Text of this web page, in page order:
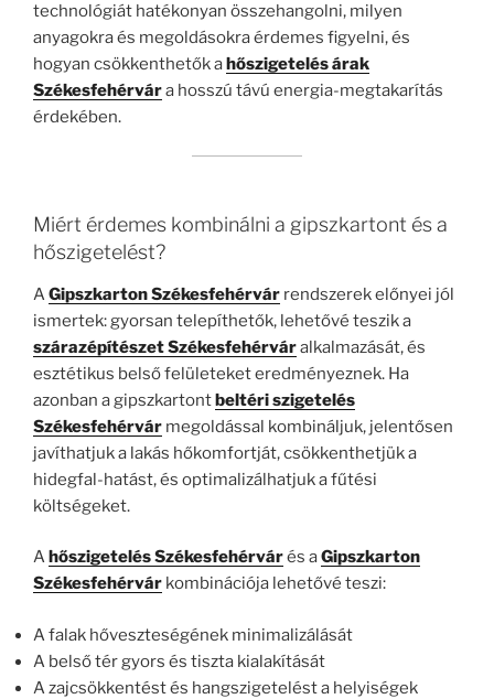
technológiát hatékonyan összehangolni, milyen
anyagokra és megoldásokra érdemes figyelni, és
hogyan csökkenthetők a hőszigetelés árak
Székesfehérvára hosszú távú energia-megtakarítás
érdekében.
Miért érdemes kombinálni a gipszkartont és a
hőszigetelést?
AGipszkarton Székesfehérvár rendszerek előnyei jól
ismertek: gyorsan telepíthetők, lehetővé teszik a
szárazépítészet Székesfehérváralkalmazását, és
esztétikus belső felületeket eredményeznek. Ha
azonban a gipszkartontbeltéri szigetelés
Székesfehérvár megoldással kombináljuk, jelentősen
javíthatjuk a lakás hőkomfortját, csökkenthetjük a
hidegfal-hatást, és optimalizálhatjuk a fűtési
költségeket.
A hőszigetelés Székesfehérvárés aGipszkarton
Székesfehérvár kombinációja lehetővé teszi:
A falak hőveszteségének minimalizálását
A belső tér gyors és tiszta kialakítását
A zajcsökkentést és hangszigetelést a helyiségek